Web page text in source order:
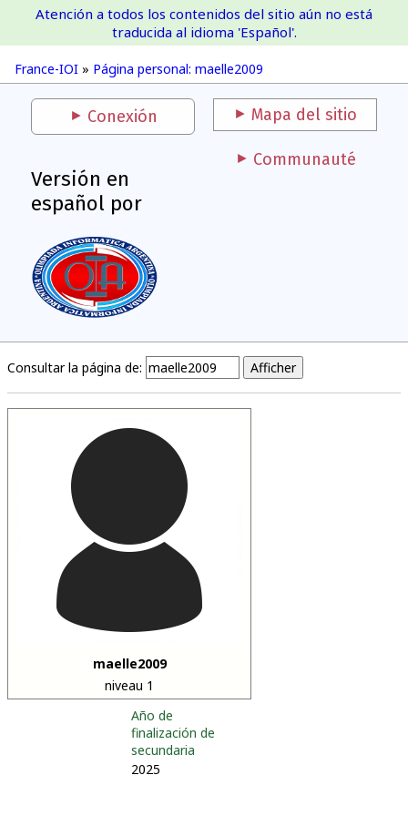
France-IOI
France-IOI » Página personal: maelle2009
Atención a todos los contenidos del sitio aún no está
traducida al idioma 'Español'.
Conexión Mapa del sitio
Versión en
español por
Communauté
Consultar la página de:
maelle2009
niveau 1
Año de
finalización de
secundaria
2025